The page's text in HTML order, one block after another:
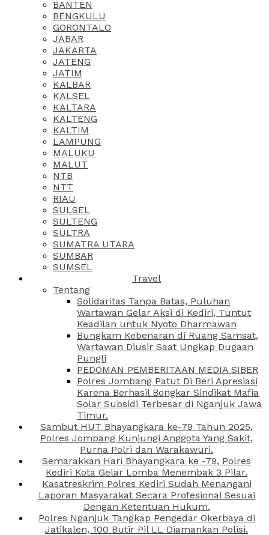
BANTEN
BENGKULU
GORONTALO
JABAR
JAKARTA
JATENG
JATIM
KALBAR
KALSEL
KALTARA
KALTENG
KALTIM
LAMPUNG
MALUKU
MALUT
NTB
NTT
RIAU
SULSEL
SULTENG
SULTRA
SUMATRA UTARA
SUMBAR
SUMSEL
Travel
Tentang
Solidaritas Tanpa Batas, Puluhan
Wartawan Gelar Aksi di Kediri, Tuntut
Keadilan untuk Nyoto Dharmawan
Bungkam Kebenaran di Ruang Samsat,
Wartawan Diusir Saat Ungkap Dugaan
Pungli
PEDOMAN PEMBERITAAN MEDIA SIBER
Polres Jombang Patut Di Beri Apresiasi
Karena Berhasil Bongkar Sindikat Mafia
Solar Subsidi Terbesar di Nganjuk Jawa
Timur.
Sambut HUT Bhayangkara ke-79 Tahun 2025,
Polres Jombang Kunjungi Anggota Yang Sakit,
Purna Polri dan Warakawuri.
Semarakkan Hari Bhayangkara ke -79, Polres
Kediri Kota Gelar Lomba Menembak 3 Pilar.
Kasatreskrim Polres Kediri Sudah Menangani
Laporan Masyarakat Secara Profesional Sesuai
Dengan Ketentuan Hukum.
Polres Nganjuk Tangkap Pengedar Okerbaya di
Jatikalen, 100 Butir Pil LL Diamankan Polisi.